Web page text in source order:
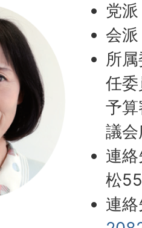
党
会
所
任
予
議
連
松
連